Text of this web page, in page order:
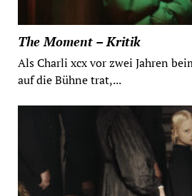
The Moment – Kritik
Als Charli xcx vor zwei Jahren
auf die Bühne trat,...